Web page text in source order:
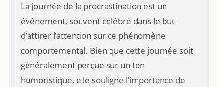
La journée de la procrastination est un
événement, souvent célébré dans le but
d’attirer l’attention sur ce phénomène
comportemental. Bien que cette journée soit
généralement perçue sur un ton
humoristique, elle souligne l’importance de